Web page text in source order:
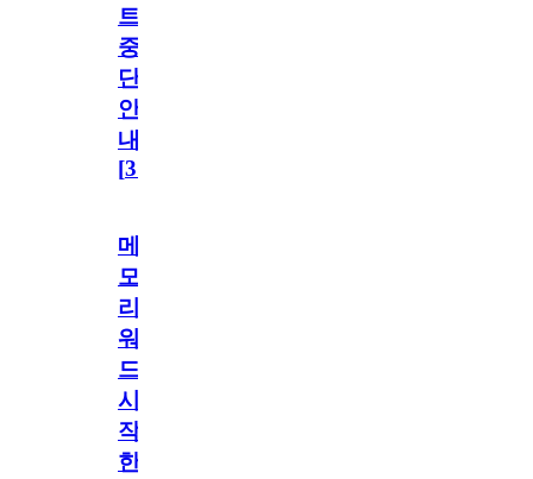
트
중
단
안
내
[31
메
모
리
워
드
시
작
한